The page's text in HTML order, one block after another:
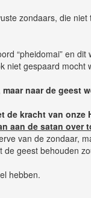
zondaars, die
“pheidomai” en
niet gespaard mocht
naar de geest
de kracht van onze
aan de satan
van de zondaar,
geest behouden
hebben.